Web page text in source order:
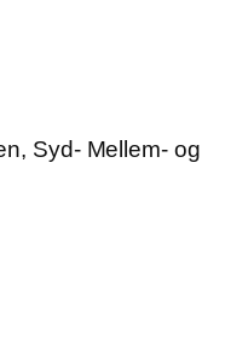
Syd- Mellem- og